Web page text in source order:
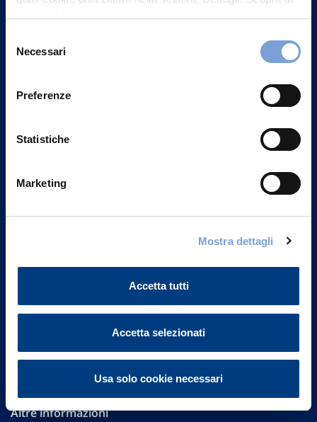
più su chi siamo, come può contattarci e come trattiamo i
può trovare nel footer del sito nella sezione "Informativa
delNecessari
Preferenze
Statistiche
Marketing
Mostra dettagli
Accetta tutti
Accetta selezionati
Usa solo cookie necessari
Contattaci
FAQ
Investor Relations
Altre informazioni